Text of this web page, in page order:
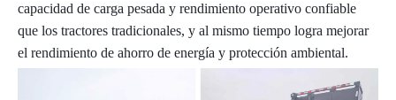
capacidad de carga pesada y rendimiento operativo confiable
que los tractores tradicionales, y al mismo tiempo logra mejorar
el rendimiento de ahorro de energía y protección ambiental.